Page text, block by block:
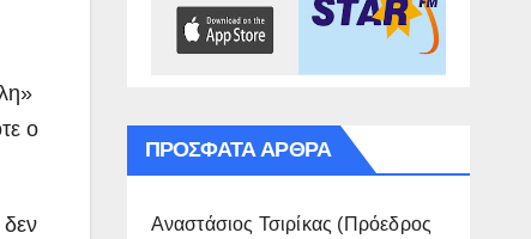
ο
δεν
ΠΡΌΣΦΑΤΑ ΆΡΘΡΑ
Αναστάσιος Τσιρίκας (Πρόεδρος